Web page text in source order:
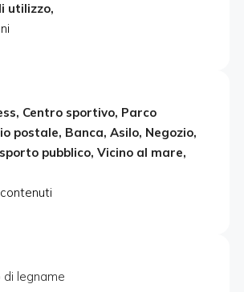
utilizzo,
Centro sportivo, Parco
postale, Banca, Asilo, Negozio,
pubblico, Vicino al mare,
legname